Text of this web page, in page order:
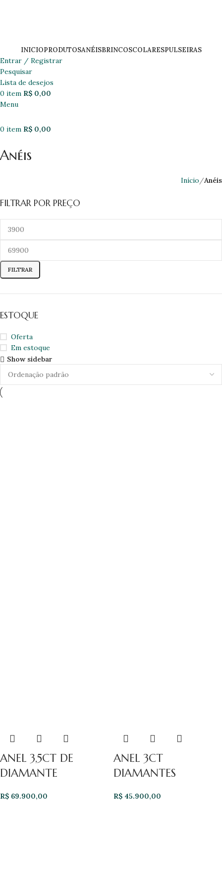
INICIOPRODUTOSANÉISBRINCOSCOLARESPULSEIRAS
Entrar / Registrar
Pesquisar
Lista de desejos
0 item R$ 0,00
Menu
0 item R$ 0,00
Anéis
Início Anéis
FILTRAR POR PREÇO
FILTRAR
ESTOQUE
Oferta
Em estoque
Show sidebar
ANEL 3,5CT DE
DIAMANTE
R$ 69.900,00
ANEL 3CT
DIAMANTES
R$ 45.900,00